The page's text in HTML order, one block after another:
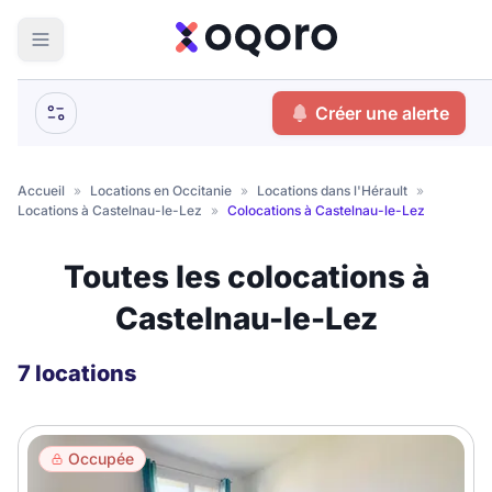
Votre
Que recherchez-vous ?
Logement entier
Colocation Coliving
Résidence étudiante
Meublé ?
recherche
Créer une alerte
Accueil » Locations en Occitanie » Locations dans l'Hérault »
Locations à Castelnau-le-Lez
» Colocations à Castelnau-le-Lez
Toutes les colocations à
Castelnau-le-Lez
7 locations
Occupée